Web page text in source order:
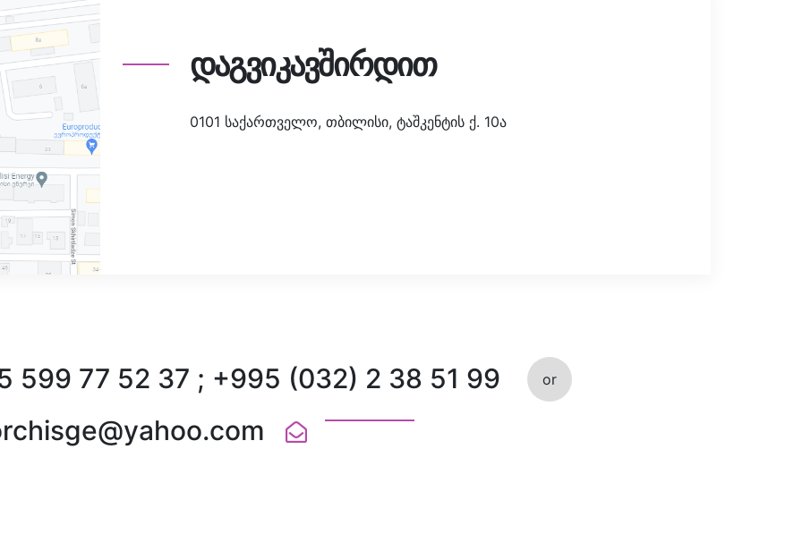
დაგვიკავშირდით
0101 საქართველო, თბილისი, ტაშკენტის ქ. 10ა
599 77 52 37 ; +995 (032) 2 38 51 99 or